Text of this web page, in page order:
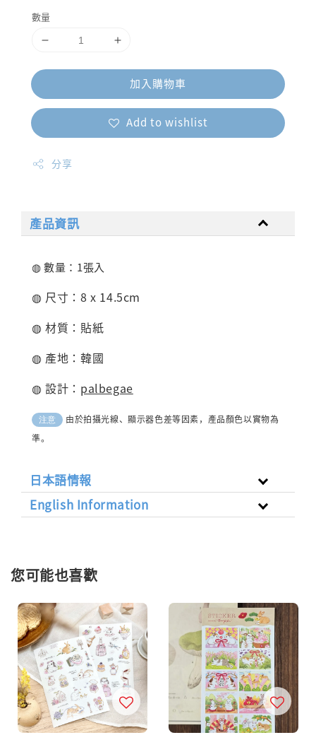
數量
加入購物車
Add to wishlist
分享
產品資訊
◍ 數量：1張入
◍ 尺寸：8 x 14.5cm
◍ 材質：貼紙
◍ 產地：韓國
◍ 設計： palbegae
注意
由於拍攝光線、顯示器色差等因素，產品顏色以實物為
準。
日本語情報
English Information
您可能也喜歡